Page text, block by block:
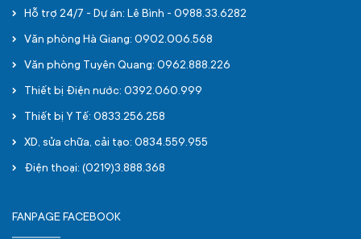
Hỗ trợ 24/7 - Dự án: Lê Bình - 0988.33.6282
Văn phòng Hà Giang: 0902.006.568
Văn phòng Tuyên Quang: 0962.888.226
Thiết bị Điện nước: 0392.060.999
Thiết bị Y Tế: 0833.256.258
XD, sửa chữa, cải tạo: 0834.559.955
Điện thoại: (0219)3.888.368
FANPAGE FACEBOOK